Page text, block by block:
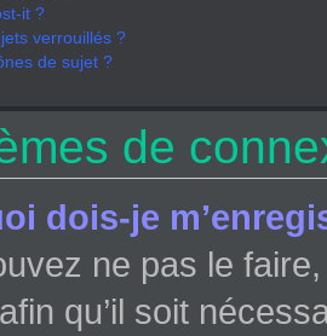
it ?
verrouillés ?
de sujet ?
de
dois-je
ne pas le
qu’il soit